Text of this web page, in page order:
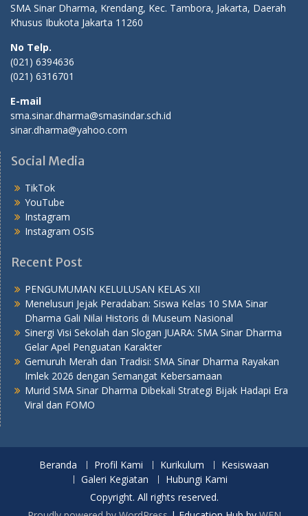
SMA Sinar Dharma, Krendang, Kec. Tambora, Jakarta, Daerah
Khusus Ibukota Jakarta 11260
No Telp.
(021) 6394636
(021) 6316701
E-mail
sma.sinar.dharma@smasindar.sch.id
sinar.dharma@yahoo.com
Social Media
TikTok
YouTube
Instagram
Instagram OSIS
Recent Post
PENGUMUMAN KELULUSAN KELAS XII
Menelusuri Jejak Peradaban: Siswa Kelas 10 SMA Sinar
Dharma Gali Nilai Historis di Museum Nasional
Sinergi Visi Sekolah dan Slogan JUARA: SMA Sinar Dharma
Gelar Apel Penguatan Karakter
Gemuruh Merah dan Tradisi: SMA Sinar Dharma Rayakan
Imlek 2026 dengan Semangat Kebersamaan
Murid SMA Sinar Dharma Dibekali Strategi Bijak Hadapi Era
Viral dan FOMO
Beranda Profil Kami Kurikulum
Kesiswaan
Galeri Kegiatan
Hubungi Kami
Copyright. All rights reserved.